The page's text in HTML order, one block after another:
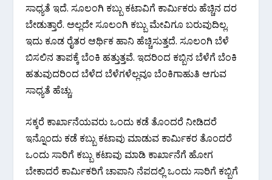
ಸಾಧ್ಯತೆ ಇದೆ. ಸೂಲಂಗಿ ಕಬ್ಬು ಕಟಾವಿಗೆ ಕಾರ್ಮಿಕರು ಹೆಚ್ಚಿನ ದರ
ಬೇಡುತ್ತಾರೆ. ಅಲ್ಲದೇ ಸೂಲಂಗಿ ಕಬ್ಬು ಮೇವಿಗೂ ಬರುವುದಿಲ್ಲ.
ಇದು ಕೂಡ ರೈತರ ಆರ್ಥಿಕ ಹಾನಿ ಹೆಚ್ಚಿಸುತ್ತದೆ. ಸೂಲಂಗಿ ಬೆಳೆ
ಬಿಸಲಿನ ತಾಪಕ್ಕೆ ಬೆಂಕಿ ಹತ್ತುತ್ತವೆ. ಇದರಿಂದ ಕಬ್ಬಿನ ಬೆಳೆಗೆ ಬೆಂಕಿ
ಹತುವುದರಿಂದ ಬೆಳೆದ ಬೆಳೆಗಳೆಲ್ಲವೂ ಬೆಂಕಿಗಾಹುತಿ ಆಗುವ
ಸಾಧ್ಯತೆ ಹೆಚ್ಚು.
ಸಕ್ಕರೆ ಕಾರ್ಖಾನೆಯವರು ಒಂದು ಕಡೆ ತೊಂದರೆ ನೀಡಿದರೆ
ಇನ್ನೊಂದು ಕಡೆ ಕಬ್ಬು ಕಟಾವು ಮಾಡುವ ಕಾರ್ಮಿಕರ ತೊಂದರೆ
ಒಂದು ಸಾರಿಗೆ ಕಬ್ಬು ಕಟಾವು ಮಾಡಿ ಕಾರ್ಖಾನೆಗೆ ಹೋಗ
ಬೇಕಾದರೆ ಕಾರ್ಮಿಕರಿಗೆ ಚಾಪಾನಿ ನೆಪದಲ್ಲಿ ಒಂದು ಸಾರಿಗೆ ಕಬ್ಬಿಗೆ